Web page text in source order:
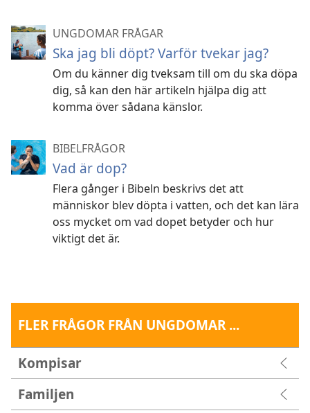
UNGDOMAR FRÅGAR
Ska jag bli döpt? Varför tvekar jag?
Om du känner dig tveksam till om du ska döpa
dig, så kan den här artikeln hjälpa dig att
komma över sådana känslor.
BIBELFRÅGOR
Vad är dop?
Flera gånger i Bibeln beskrivs det att
människor blev döpta i vatten, och det kan lära
oss mycket om vad dopet betyder och hur
viktigt det är.
FLER FRÅGOR FRÅN UNGDOMAR ...
Kompisar
Familjen